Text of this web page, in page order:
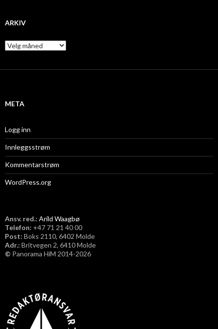
ARKIV
A
r
i
META
Logg inn
Innleggsstrøm
Kommentarstrøm
WordPress.org
Ansv. red.: Arild Waagbø
Telefon: ​+47 71 21 40 00
Post: Boks 2110, 6402 Molde
Adr.: Britvegen 2, 6410 Molde
© Panorama HiM 2014-2026